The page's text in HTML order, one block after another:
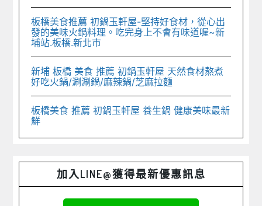
板橋美食推薦 初鍋玉軒屋-堅持好食材，從心出
發的美味火鍋料理。吃完身上不會有味道喔~新
埔站.板橋.新北市
新埔 板橋 美食 推薦 初鍋玉軒屋 天然食材熬煮
好吃火鍋/涮涮鍋/麻辣鍋/芝麻拉麵
板橋美食 推薦 初鍋玉軒屋 養生鍋 健康美味最新
鮮
加入LINE@獲得最新優惠訊息